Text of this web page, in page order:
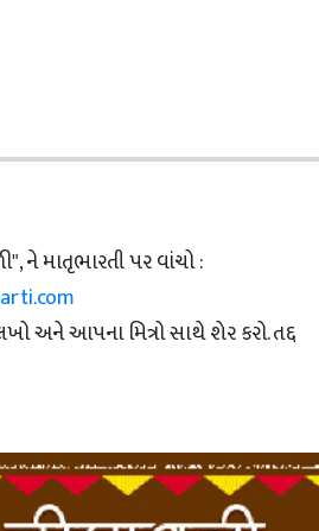
ને માતૃભારતી પર વાંચો :
અને આપના મિત્રો સાથે શેર કરો. તદ્દ